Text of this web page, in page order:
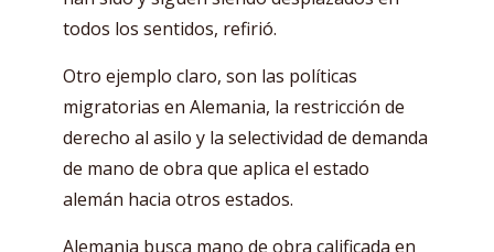
todos los sentidos, refirió.
Otro ejemplo claro, son las políticas
migratorias en Alemania, la restricción de
derecho al asilo y la selectividad de demanda
de mano de obra que aplica el estado
alemán hacia otros estados.
Alemania busca mano de obra calificada en